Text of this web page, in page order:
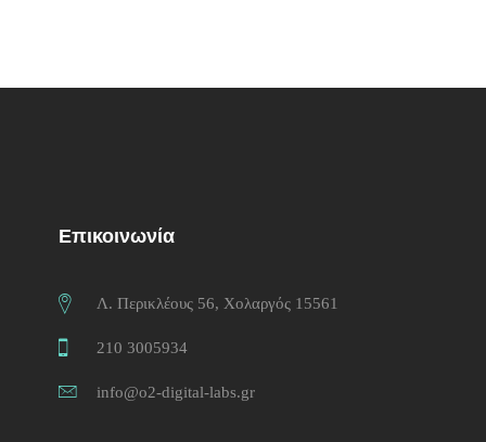
Επικοινωνία
Λ. Περικλέους 56, Χολαργός 15561
210 3005934
info@o2-digital-labs.gr